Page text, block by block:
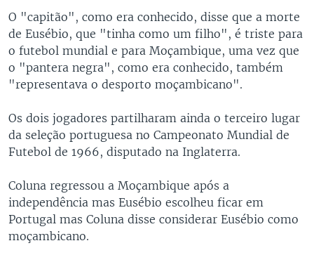
O "capitão", como era conhecido, disse que a morte
de Eusébio, que "tinha como um filho", é triste para
o futebol mundial e para Moçambique, uma vez que
o "pantera negra", como era conhecido, também
"representava o desporto moçambicano".
Os dois jogadores partilharam ainda o terceiro lugar
da seleção portuguesa no Campeonato Mundial de
Futebol de 1966, disputado na Inglaterra.
Coluna regressou a Moçambique após a
independência mas Eusébio escolheu ficar em
Portugal mas Coluna disse considerar Eusébio como
moçambicano.